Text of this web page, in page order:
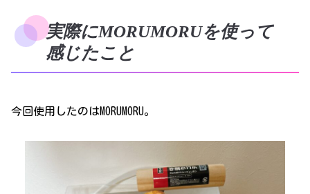
実際にMORUMORUを使って
感じたこと
今回使用したのはMORUMORU。